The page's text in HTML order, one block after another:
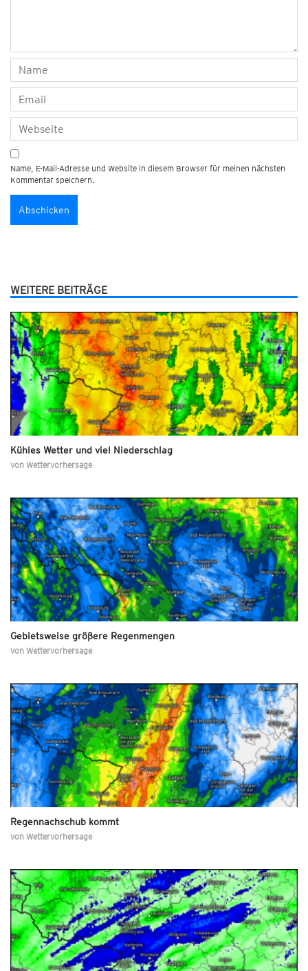
Name, E-Mail-Adresse und Website in diesem Browser für meinen nächsten
Kommentar speichern.
WEITERE BEITRÄGE
Kühles Wetter und viel Niederschlag
von Wettervorhersage
Gebietsweise größere Regenmengen
von Wettervorhersage
Regennachschub kommt
von Wettervorhersage